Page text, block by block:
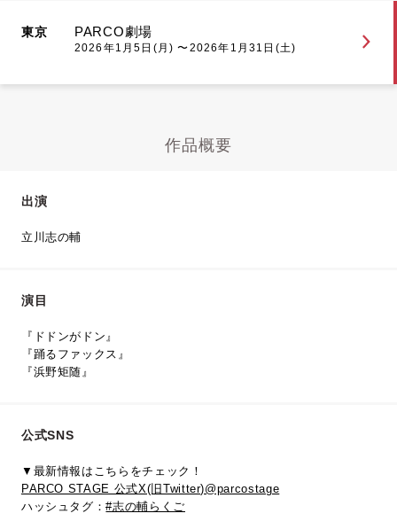
東京 PARCO劇場
2026年1月5日(月) 〜2026年1月31日(土)
作品概要
出演
立川志の輔
演目
『ドドンがドン』
『踊るファックス』
『浜野矩随』
公式SNS
▼最新情報はこちらをチェック！
PARCO STAGE 公式X(旧Twitter)@parcostage
ハッシュタグ：#志の輔らくご